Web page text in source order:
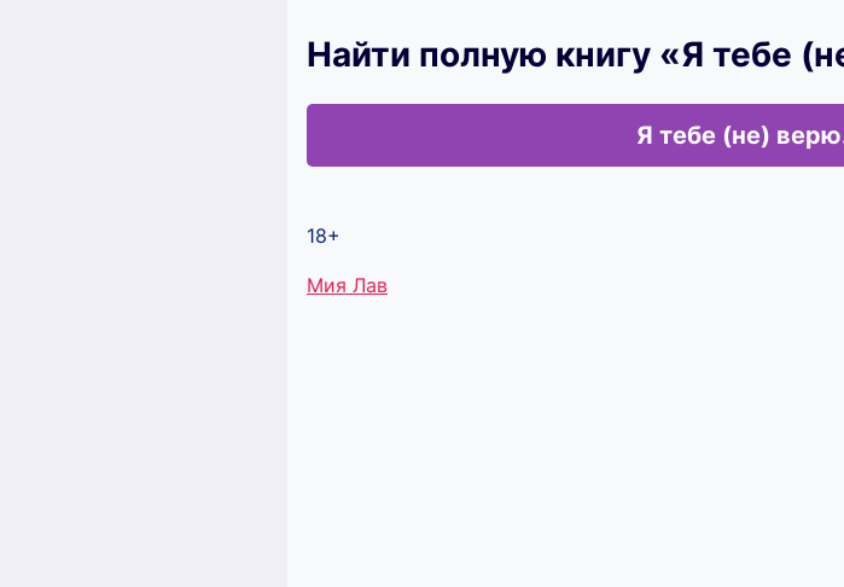
Найти полную книгу «Я тебе
Я тебе (не)
18+
Метки
Мия Лав